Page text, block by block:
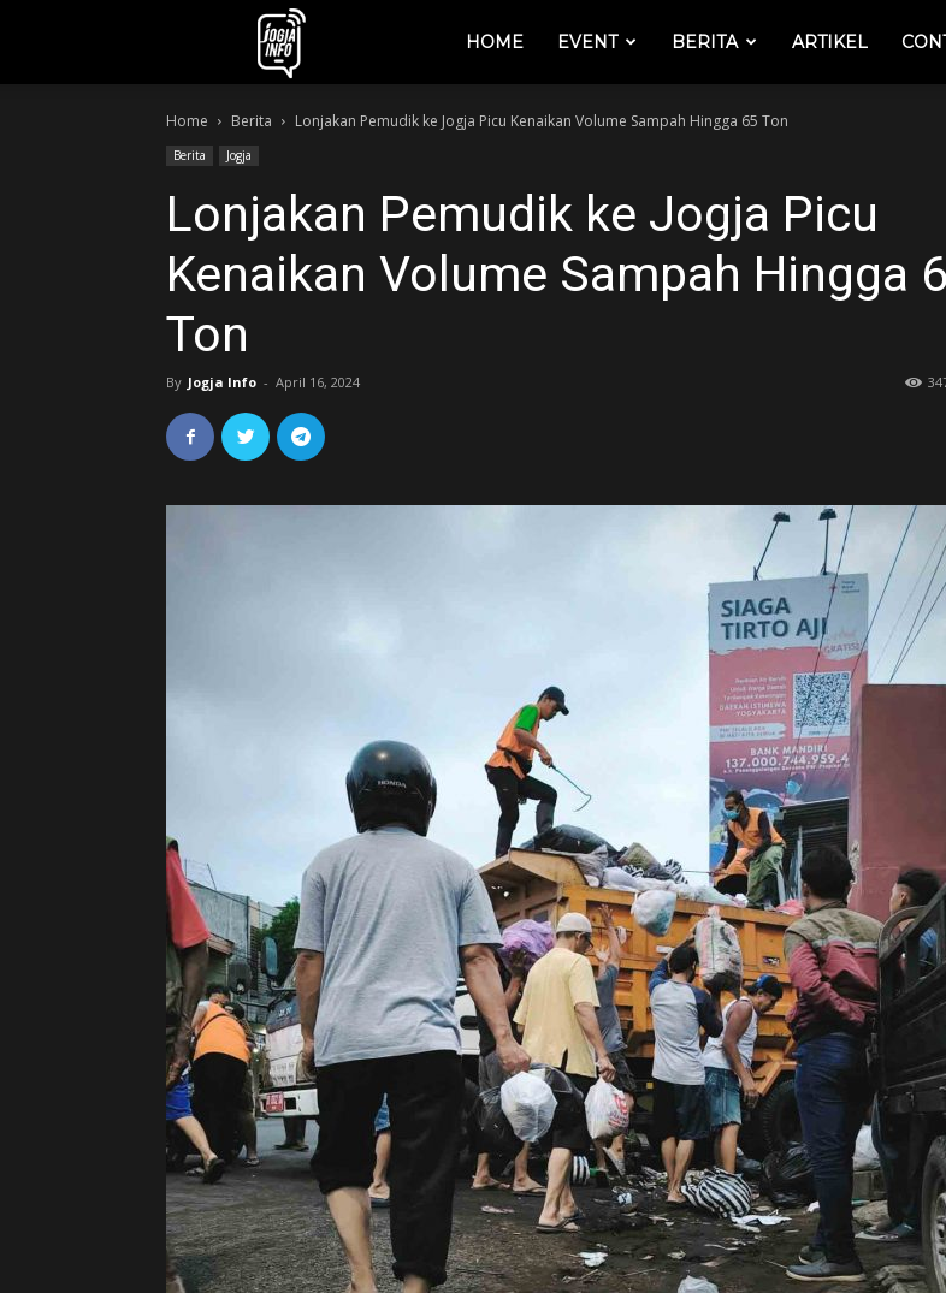
jogjainfo.idHOME EVENT BERITA ARTIKEL
Home Berita Lonjakan Pemudik ke Jogja Picu Kenaikan Volume Sampah Hingga 65 Ton
Berita Jogja
Lonjakan Pemudik ke Jogja Picu
Kenaikan Volume Sampah Hingga
Ton
By Jogja Info - April 16, 2024